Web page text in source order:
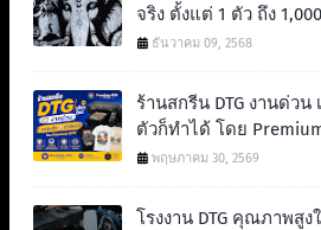
จริง ตั้งแต่ 1 ตัว ถึง
ธันวาคม 09, 2568
ร้านสกรีน DTG งานด่วน
ตัวก็ทำได้ โดย
พฤษภาคม 30, 2569
โรงงาน DTG คุณภาพสู